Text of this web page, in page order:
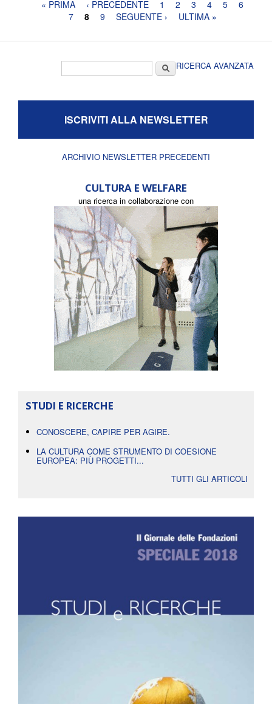
Pagine« PRIMA ‹ PRECEDENTE 1 2 3 4 5
6
7
8 9 SEGUENTE › ULTIMA »
CercaRICERCA AVANZATA
ISCRIVITI ALLA NEWSLETTER
ARCHIVIO NEWSLETTER PRECEDENTI
CULTURA E WELFARE
una ricerca in collaborazione con
STUDI E RICERCHE
CONOSCERE, CAPIRE PER AGIRE.
LA CULTURA COME STRUMENTO DI COESIONE
EUROPEA: PIÙ PROGETTI...
TUTTI GLI ARTICOLI